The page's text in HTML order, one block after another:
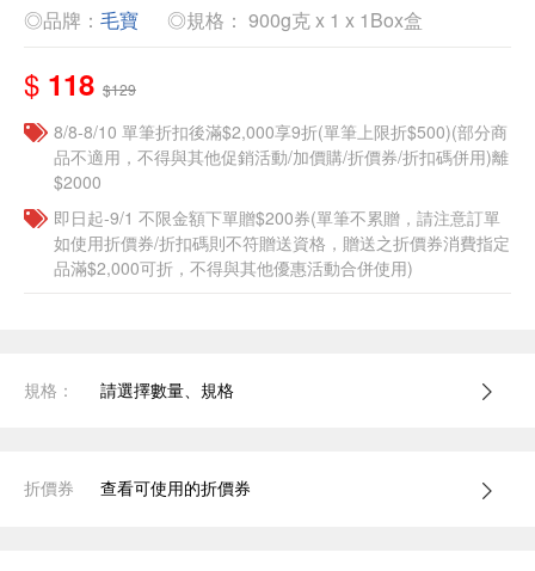
◎品牌： 毛寶 ◎規格： 900g克 x 1 x 1Box盒
$ 118 $129
8/8-8/10 單筆折扣後滿$2,000享9折(單筆上限折$500)(部分商
品不適用，不得與其他促銷活動/加價購/折價券/折扣碼併用)離
$2000
即日起-9/1 不限金額下單贈$200券(單筆不累贈，請注意訂單
如使用折價券/折扣碼則不符贈送資格，贈送之折價券消費指定
品滿$2,000可折，不得與其他優惠活動合併使用)
規格： 請選擇數量、規格
折價券 查看可使用的折價券